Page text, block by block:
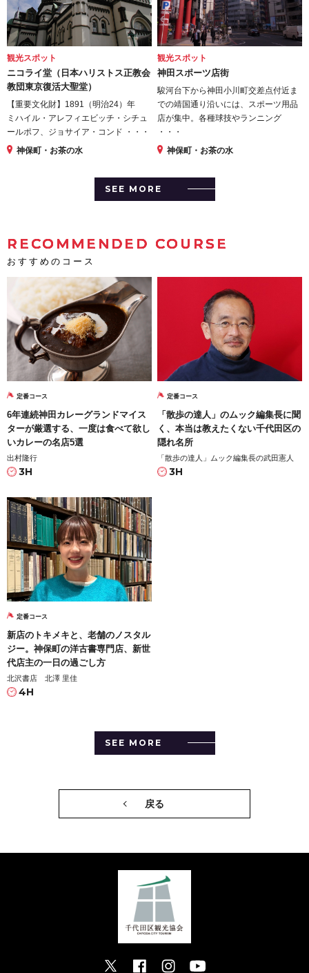
観光スポット
ニコライ堂（日本ハリストス正教会
教団東京復活大聖堂）
【重要文化財】1891（明治24）年
ミハイル・アレフィエビッチ・シチュ
ールポフ、ジョサイア・コンド ・・・
神保町・お茶の水
観光スポット
神田スポーツ店街
駿河台下から神田小川町交差点付近ま
での靖国通り沿いには、スポーツ用品
店が集中。各種球技やランニング
・・・
神保町・お茶の水
SEE MORE
RECOMMENDED COURSE
おすすめのコース
定番コース
6年連続神田カレーグランドマイス
ターが厳選する、一度は食べて欲し
いカレーの名店5選
出村隆行
3H
定番コース
「散歩の達人」のムック編集長に聞
く、本当は教えたくない千代田区の
隠れ名所
「散歩の達人」ムック編集長の武田憲人
3H
定番コース
新店のトキメキと、老舗のノスタル
ジー。神保町の洋古書専門店、新世
代店主の一日の過ごし方
北沢書店 北澤 里佳
4H
SEE MORE
戻る